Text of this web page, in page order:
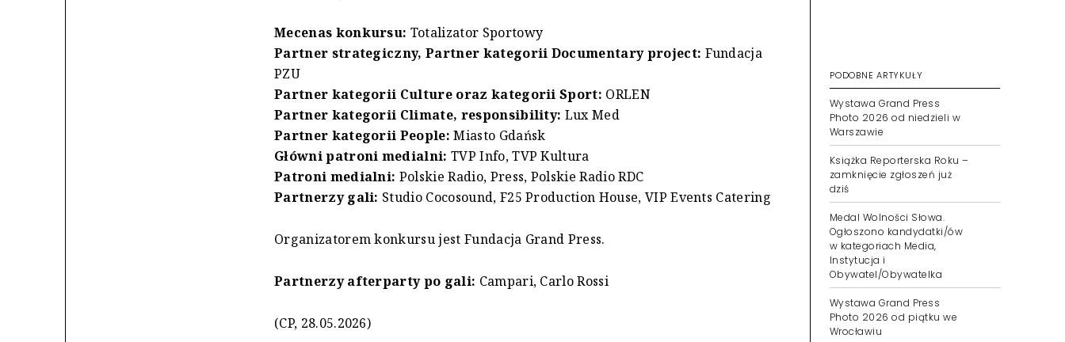
Mecenas konkursu: Totalizator Sportowy
Partner strategiczny, Partner kategorii Documentary project: Fundacja
PZU
Partner kategorii Culture oraz kategorii Sport: ORLEN
Partner kategorii Climate, responsibility: Lux Med
Partner kategorii People: Miasto Gdańsk
Główni patroni medialni: TVP Info, TVP Kultura
Patroni medialni: Polskie Radio, Press, Polskie Radio RDC
Partnerzy gali: Studio Cocosound, F25 Production House, VIP Events Catering
Organizatorem konkursu jest Fundacja Grand Press.
Partnerzy afterparty po gali: Campari, Carlo Rossi
(CP, 28.05.2026)
PODOBNE ARTYKUŁY
Wystawa Grand Press
Photo 2026 od niedzieli w
Warszawie
Książka Reporterska Roku –
zamknięcie zgłoszeń już
dziś
Medal Wolności Słowa.
Ogłoszono kandydatki/ów
w kategoriach Media,
Instytucja i
Obywatel/Obywatelka
Wystawa Grand Press
Photo 2026 od piątku we
Wrocławiu